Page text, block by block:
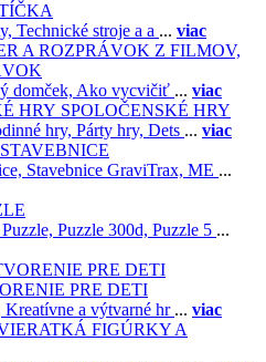
Technické stroje a a ... viac
Z FILMOV,
domček, Ako vycvičiť ... viac
SPOLOČENSKÉ HRY
hry, Párty hry, Dets ... viac
STAVEBNICE
Stavebnice GraviTrax, ME ...
Puzzle 300d, Puzzle 5 ...
PRE DETI
Kreatívne a výtvarné hr ... viac
FIGÚRKY A